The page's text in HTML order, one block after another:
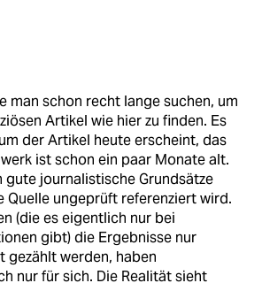
man schon recht lange suchen, um
Artikel wie hier zu finden. Es
der Artikel heute erscheint, das
ist schon ein paar Monate alt.
gute journalistische Grundsätze
Quelle ungeprüft referenziert wird.
(die es eigentlich nur bei
gibt) die Ergebnisse nur
gezählt werden, haben
nur für sich. Die Realität sieht